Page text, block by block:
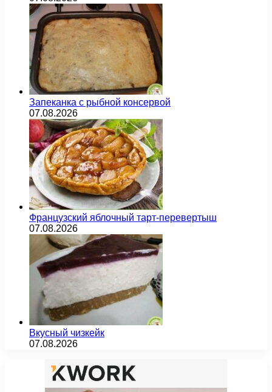
Запеканка с рыбной консервой
07.08.2026
Французский яблочный тарт-перевертыш
07.08.2026
Вкусный чизкейк
07.08.2026